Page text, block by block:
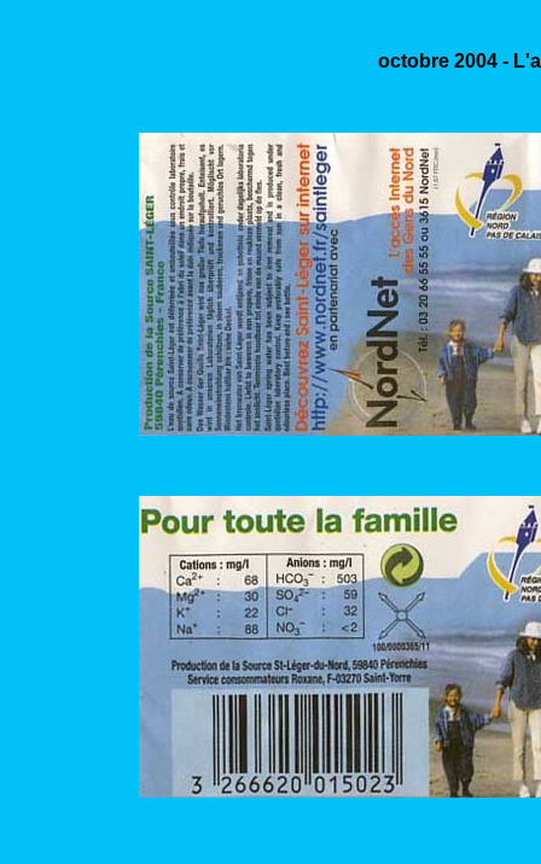
octobre 2004 -